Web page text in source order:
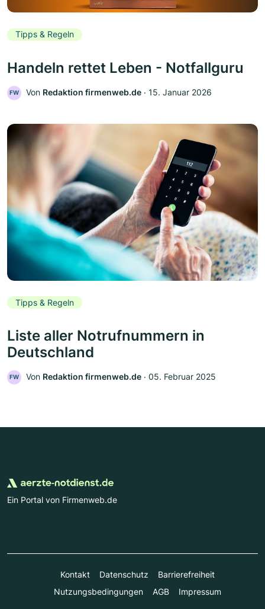
Tipps & Regeln
Handeln rettet Leben - Notfallguru
FW Von Redaktion firmenweb.de ‧ 15. Januar 2026
Tipps & Regeln
Liste aller Notrufnummern in
Deutschland
FW Von Redaktion firmenweb.de ‧ 05. Februar 2025
Ein Portal von Firmenweb.de
Kontakt Datenschutz
Barrierefreiheit
Nutzungsbedingungen
AGB Impressum